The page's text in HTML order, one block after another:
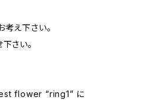
え下さい。
さい。
flower “ring1” に